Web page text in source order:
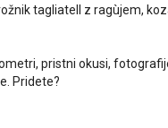
tagliatell z ragùjem,
pristni okusi,
Pridete?